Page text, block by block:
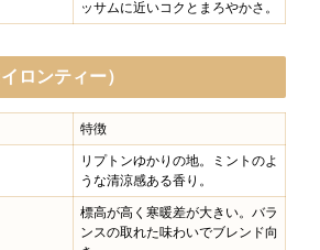
ッサムに近いコクとまろやかさ。
ロンティー）
特徴
リプトンゆかりの地。ミントのよ
うな清涼感ある香り。
標高が高く寒暖差が大きい。バラ
ンスの取れた味わいでブレンド向